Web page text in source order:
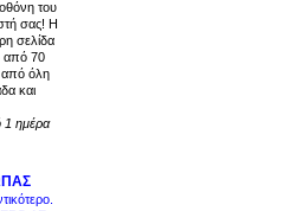
του
σας! Η
σελίδα
από 70
από όλη
και
1 ημέρα